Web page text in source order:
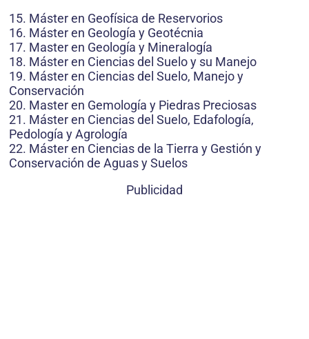
15. Máster en Geofísica de Reservorios
16. Máster en Geología y Geotécnia
17. Master en Geología y Mineralogía
18. Máster en Ciencias del Suelo y su Manejo
19. Máster en Ciencias del Suelo, Manejo y
Conservación
20. Master en Gemología y Piedras Preciosas
21. Máster en Ciencias del Suelo, Edafología,
Pedología y Agrología
22. Máster en Ciencias de la Tierra y Gestión y
Conservación de Aguas y Suelos
Publicidad